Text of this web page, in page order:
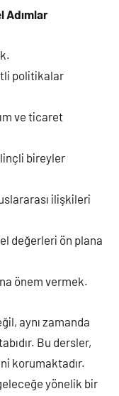
Adımlar
politikalar
ve ticaret
bireyler
ilişkileri
değerleri ön plana
önem vermek.
aynı zamanda
Bu dersler,
korumaktadır.
yönelik bir